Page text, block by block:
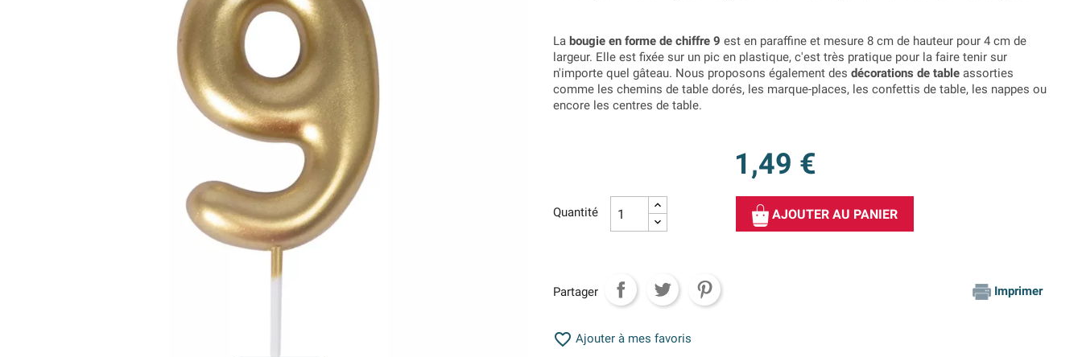
La bougie en forme de chiffre 9 est en paraffine et mesure 8 cm de hauteur pour 4 cm de
largeur. Elle est fixée sur un pic en plastique, c'est très pratique pour la faire tenir sur
n'importe quel gâteau. Nous proposons également des décorations de table assorties
comme les chemins de table dorés, les marque-places, les confettis de table, les nappes ou
encore les centres de table.
1,49 €
Quantité AJOUTER AU PANIER
Partager Imprimer
 Ajouter à mes favoris